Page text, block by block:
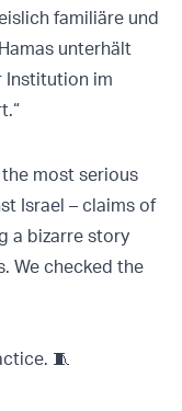
familiäre und
unterhält
Institution im
most serious
Israel – claims of
a bizarre story
We checked the
🧵